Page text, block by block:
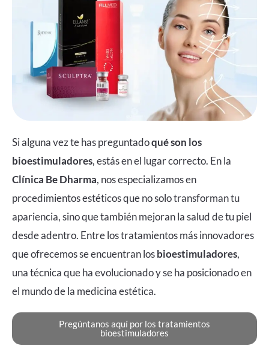
Si alguna vez te has preguntadoqué son los
bioestimuladores, estás en el lugar correcto. En la
Clínica Be Dharma, nos especializamos en
procedimientos estéticos que no solo transforman tu
apariencia, sino que también mejoran la salud de tu piel
desde adentro. Entre los tratamientos más innovadores
que ofrecemos se encuentran losbioestimuladores,
una técnica que ha evolucionado y se ha posicionado en
el mundo de la medicina estética.
Pregúntanos aquí por los tratamientos
bioestimuladores